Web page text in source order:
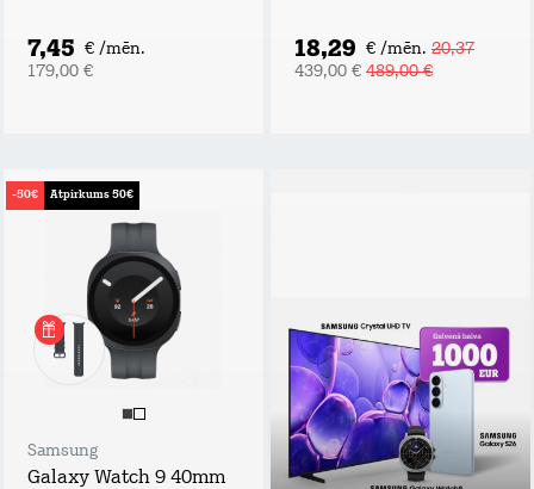
7,45 € /mēn.
179,00 €
18,29 € /mēn. 20,37
439,00 € 489,00 €
-50€ Atpirkums 50€
Samsung
Galaxy Watch 9 40mm
plānu un mājas
interneta
piedāvājumus pie
Tele2 un piedalies
vērtīgu baltvu
Uzzināt vairāk